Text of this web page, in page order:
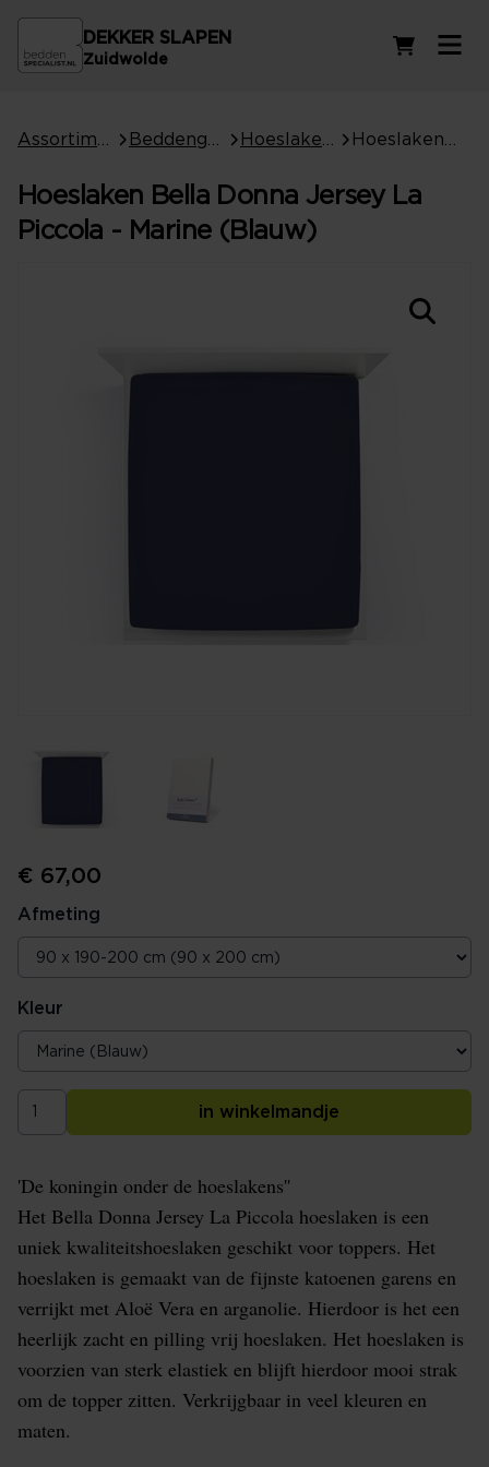
DEKKER SLAPEN
Zuidwolde
Hoeslaken Bella Donna Jersey La
Piccola - Marine (Blauw)
€ 67,00
Afmeting
Kleur
in winkelmandje
'De koningin onder de hoeslakens''
Het Bella Donna Jersey La Piccola hoeslaken is een
uniek kwaliteitshoeslaken geschikt voor toppers. Het
hoeslaken is gemaakt van de fijnste katoenen garens en
verrijkt met Aloë Vera en arganolie. Hierdoor is het een
heerlijk zacht en pilling vrij hoeslaken. Het hoeslaken is
voorzien van sterk elastiek en blijft hierdoor mooi strak
om de topper zitten. Verkrijgbaar in veel kleuren en
maten.